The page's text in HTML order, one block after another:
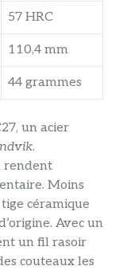
57 HRC
110,4 mm
44 grammes
un acier
.
rendent
Moins
céramique
Avec un
un fil rasoir
couteaux les